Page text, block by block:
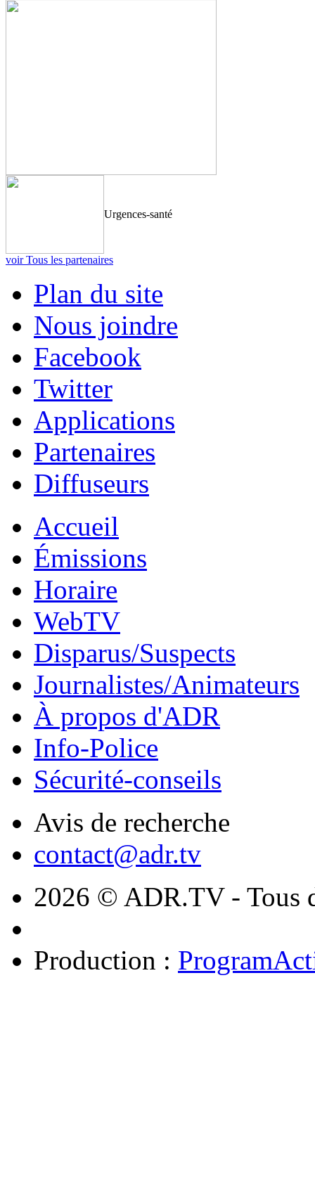
Urgences-santé
voir Tous les partenaires
Plan du site
Nous joindre
Facebook
Twitter
Applications
Partenaires
Diffuseurs
Accueil
Émissions
Horaire
WebTV
Disparus/Suspects
Journalistes/Animateurs
À propos d'ADR
Info-Police
Sécurité-conseils
Avis de recherche
contact@adr.tv
2026 © ADR.TV - Tous
Production :